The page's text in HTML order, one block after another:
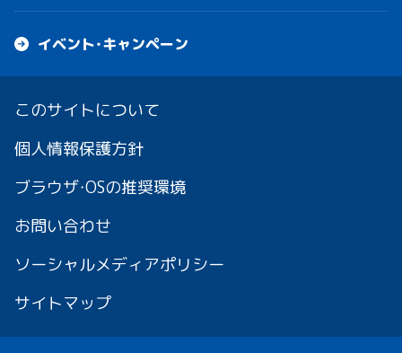
イベント・キャンペーン
このサイトについて
個人情報保護方針
ブラウザ・OSの推奨環境
お問い合わせ
ソーシャルメディアポリシー
サイトマップ